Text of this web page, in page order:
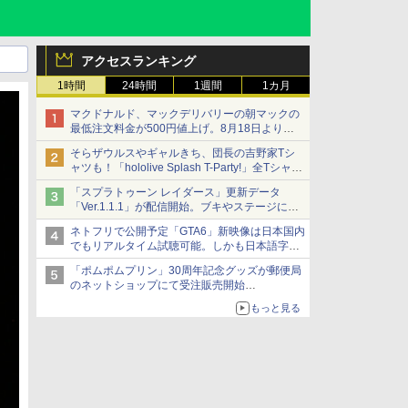
アクセスランキング
1時間 24時間 1週間 1カ月
マクドナルド、マックデリバリーの朝マックの
最低注文料金が500円値上げ。8月18日より
1,500円から受付
そらザウルスやギャルきち、団長の吉野家Tシ
ャツも！「hololive Splash T-Party!」全Tシャツ
ラインナップ公開＆オンライン販売開始
「スプラトゥーン レイダース」更新データ
「Ver.1.1.1」が配信開始。ブキやステージに関
する不具合を修正
ネトフリで公開予定「GTA6」新映像は日本国内
でもリアルタイム試聴可能。しかも日本語字幕
付き
Netflixから公式回答あり
「ポムポムプリン」30周年記念グッズが郵便局
のネットショップにて受注販売開始
「おもちもちもちクッション」など今年だけの
もっと見る